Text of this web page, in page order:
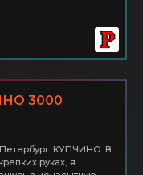
3000
Петербург. КУПЧИНО. В
руках, я